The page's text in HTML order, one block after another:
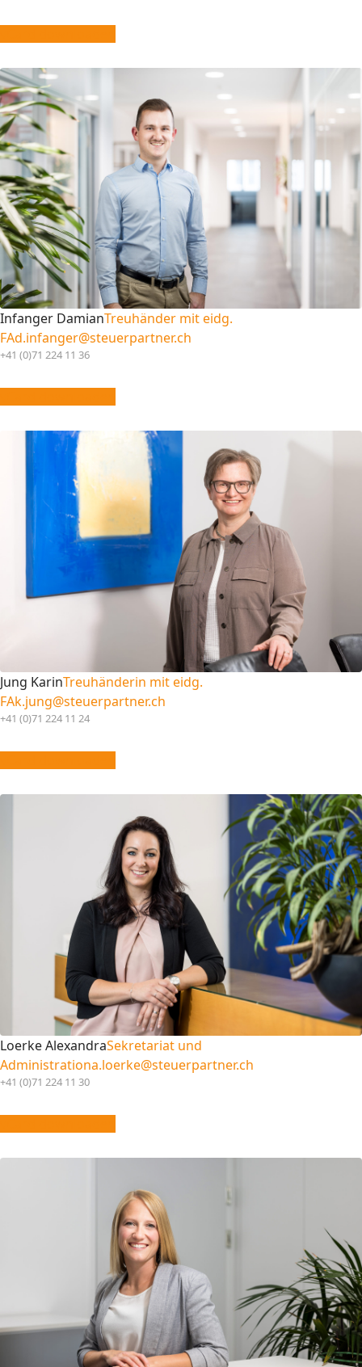
Infanger DamianTreuhänder mit eidg.
FAd.infanger@steuerpartner.ch
+41 (0)71 224 11 36
Jung KarinTreuhänderin mit eidg.
FAk.jung@steuerpartner.ch
+41 (0)71 224 11 24
Loerke AlexandraSekretariat und
Administrationa.loerke@steuerpartner.ch
+41 (0)71 224 11 30